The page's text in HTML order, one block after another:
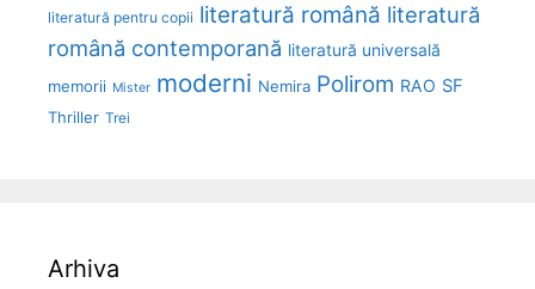
literatură pentru copii literatură română literatură
română contemporană literatură universală
memorii Mister moderni Nemira Polirom RAO SF
Thriller Trei
Arhiva